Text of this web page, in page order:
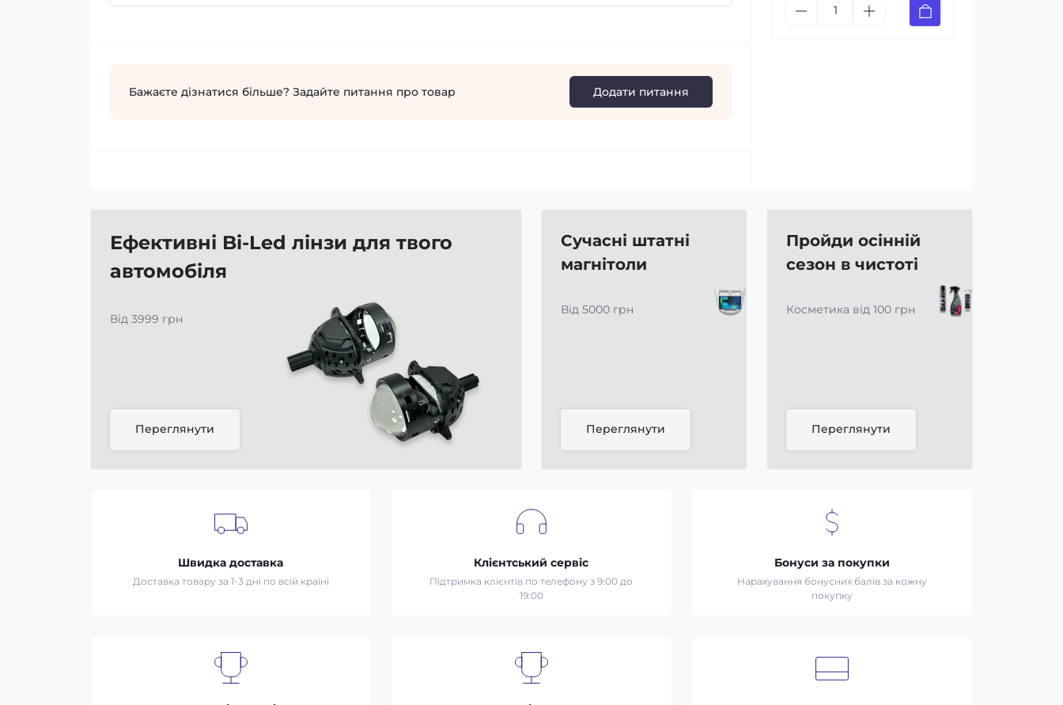
Бажаєте дізнатися більше? Задайте питання про товар Додати питання
Ефективні Bi-Led лінзи для твого
автомобіля
Від 3999 грн
Переглянути
Сучасні штатні
магнітоли
Від 5000 грн
Переглянути
Пройди осінній
сезон в чистоті
Косметика від 100 грн
Переглянути
Швидка доставка
Доставка товару за 1-3 дні по всій країні
Клієнтський сервіс
Підтримка клієнтів по телефону з 9:00 до
19:00
Бонуси за покупки
Нарахування бонусних балів за кожну
покупку